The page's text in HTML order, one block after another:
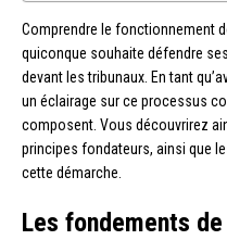
Comprendre le fonctionnement
quiconque souhaite défendre
devant les tribunaux. En tant
un éclairage sur ce processus
composent. Vous découvrirez
principes fondateurs, ainsi que
cette démarche.
Les fondements